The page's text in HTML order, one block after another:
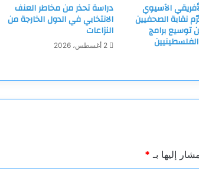
الآسيوي
نقابة الصحفيين
توسيع برامج
الفلسطينيين
دراسة تحذر من مخاطر العنف
الانتخابي في الدول الخارجة من
النزاعات
2 أغسطس، 2026
إليها بـ *